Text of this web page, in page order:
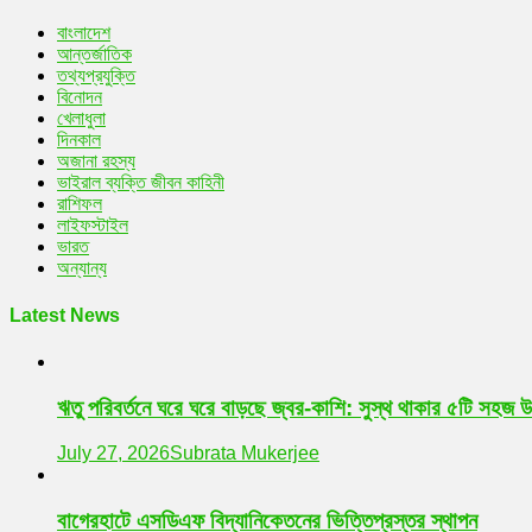
বাংলাদেশ
আন্তর্জাতিক
তথ্যপ্রযুক্তি
বিনোদন
খেলাধুলা
দিনকাল
অজানা রহস্য
ভাইরাল ব্যক্তি জীবন কাহিনী
রাশিফল
লাইফস্টাইল
ভারত
অন্যান্য
Latest News
ঋতু পরিবর্তনে ঘরে ঘরে বাড়ছে জ্বর-কাশি: সুস্থ থাকার ৫টি সহজ
July 27, 2026Subrata Mukerjee
বাগেরহাটে এসডিএফ বিদ্যানিকেতনের ভিত্তিপ্রস্তর স্থাপন